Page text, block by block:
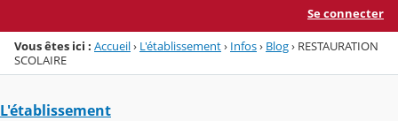
Se connecter
Vous êtes ici : Accueil› L'établissement› Infos› Blog› RESTAURATION
SCOLAIRE
L'établissement